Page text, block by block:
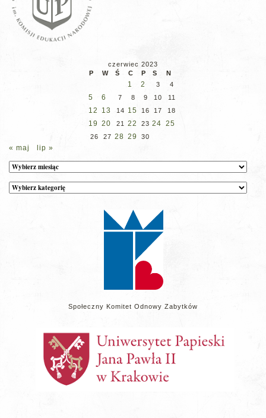
czerwiec 2023
P
W Ś C P S N
1 2 3 4
5 6 7 8 9 10 11
12 13 14 15 16 17 18
19 20 21 22 23 24 25
26 27 28 29 30
« maj lip »
Archiwum
Kategorie
wpisów
Społeczny Komitet Odnowy Zabytków